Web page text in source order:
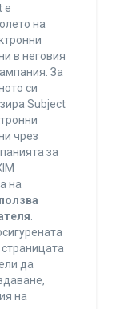
е
на
в неговия
За
си
Subject
чрез
за
на
.
да
на